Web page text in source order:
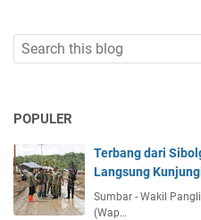
POPULER
Terbang dari
Langsung
Sumbar - Wakil
(Wap…